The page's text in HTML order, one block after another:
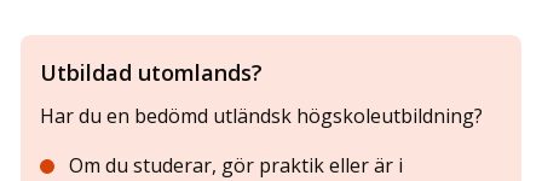
Utbildad utomlands?
Har du en bedömd utländsk högskoleutbildning?
Om du studerar, gör praktik eller är i